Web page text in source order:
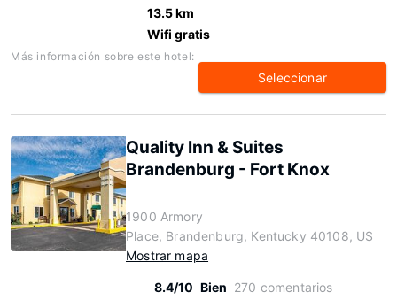
13.5 km
Wifi gratis
Más información sobre este hotel:
Seleccionar
Quality Inn & Suites
Brandenburg - Fort Knox
1900 Armory
Place, Brandenburg, Kentucky 40108, US
Mostrar mapa
8.4/10 Bien 270 comentarios